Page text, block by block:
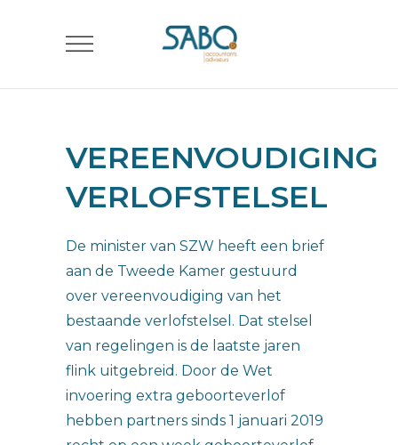
VEREENVOUDIGING
VERLOFSTELSEL
De minister van SZW heeft een brief
aan de Tweede Kamer gestuurd
over vereenvoudiging van het
bestaande verlofstelsel. Dat stelsel
van regelingen is de laatste jaren
flink uitgebreid. Door de Wet
invoering extra geboorteverlof
hebben partners sinds 1 januari 2019